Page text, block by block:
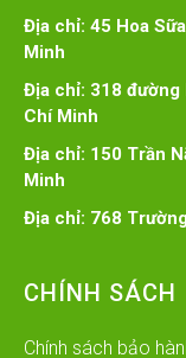
Địa chỉ: 45 Hoa
Minh
Địa chỉ: 318 đường
Chí Minh
Địa chỉ: 150 Trần
Minh
Địa chỉ: 768
CHÍNH SÁCH
Chính sách bảo